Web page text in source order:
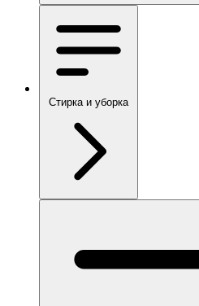
Стирка и уборка